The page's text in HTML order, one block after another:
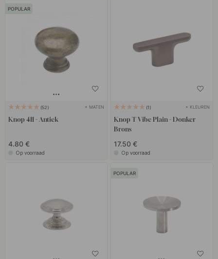
POPULAR
52 + MATEN
Knop 411 - Antiek
4.80 €
Op voorraad
1 + KLEUREN
Knop T Vibe Plain - Donker
Brons
17.50 €
Op voorraad
POPULAR